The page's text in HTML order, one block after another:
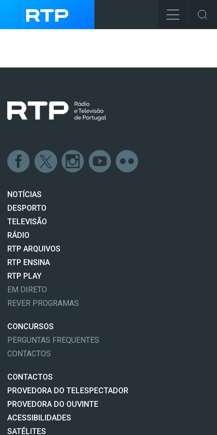
NOTÍCIAS
DESPORTO
TELEVISÃO
RÁDIO
RTP ARQUIVOS
RTP ENSINA
RTP PLAY
EM DIRETO
REVER PROGRAMAS
CONCURSOS
PERGUNTAS FREQUENTES
CONTACTOS
CONTACTOS
PROVEDORA DO TELESPECTADOR
PROVEDORA DO OUVINTE
ACESSIBILIDADES
SATÉLITES